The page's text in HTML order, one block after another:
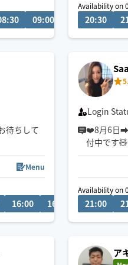
09:00 09:30 10:00
月〜土は、
日曜日は
よろしく
Availability on
20:30
待ちして
🙏
くださ
Menu
16:00 16:30 17:00
Login
❤️8月6日
付中です
古式🧘‍♀️◎オイルリ
る90分
オシメニ
リラック
Availability on
21:00
ア